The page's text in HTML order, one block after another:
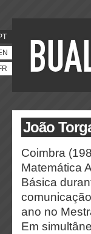
João
Coimbra
Matemática
Básica
ano no
Em